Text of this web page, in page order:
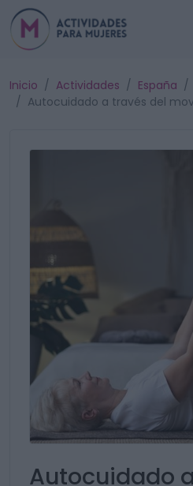
Inicio Actividades España
Autocuidado a través del
Autocuidado